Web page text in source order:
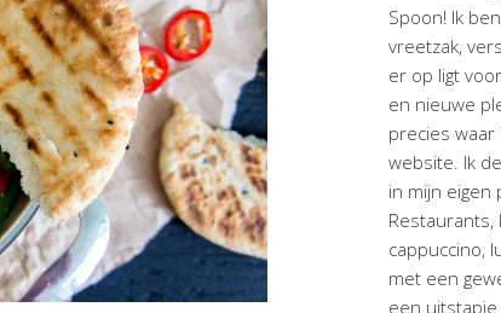
Spoon! Ik
vreetzak,
er op ligt
en nieuwe
precies
website. Ik
in mijn eigen
cappuccino,
met een
een